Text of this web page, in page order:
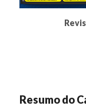
Resumo do